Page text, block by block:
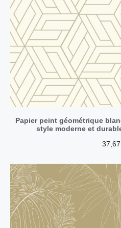
Papier peint géométrique
style moderne et
37,67